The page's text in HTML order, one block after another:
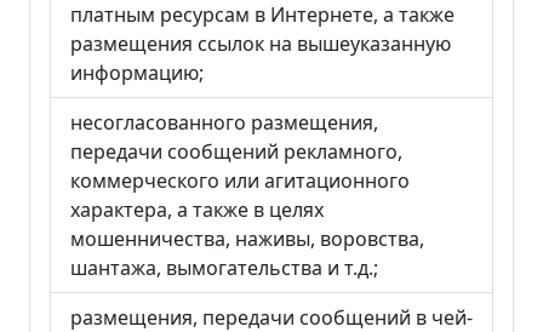
платным ресурсам в Интернете, а также
размещения ссылок на вышеуказанную
информацию;
несогласованного размещения,
передачи сообщений рекламного,
коммерческого или агитационного
характера, а также в целях
мошенничества, наживы, воровства,
шантажа, вымогательства и т.д.;
размещения, передачи сообщений в чей-